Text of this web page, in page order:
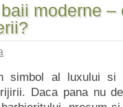
moderne –
simbol al luxului si
Daca pana nu